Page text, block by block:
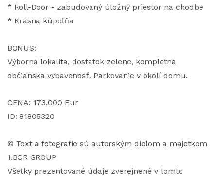
* Roll-Door - zabudovaný úložný priestor na chodbe
* Krásna kúpeľňa
BONUS:
Výborná lokalita, dostatok zelene, kompletná
občianska vybavenosť. Parkovanie v okolí domu.
CENA: 173.000 Eur
ID: 81805320
© Text a fotografie sú autorským dielom a majetkom
1.BCR GROUP
Všetky prezentované údaje zverejnené v tomto